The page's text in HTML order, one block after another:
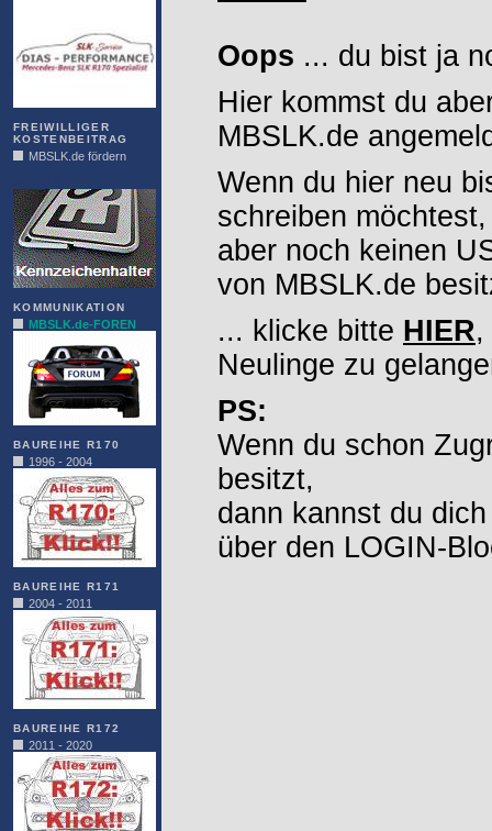
FREIWILLIGER
KOSTENBEITRAG
MBSLK.de fördern
KOMMUNIKATION
MBSLK.de-FOREN
BAUREIHE R170
1996 - 2004
BAUREIHE R171
2004 - 2011
BAUREIHE R172
2011 - 2020
Oops ... du bist ja
Hier kommst du
MBSLK.de
Wenn du hier neu
schreiben möchtest,
aber noch keinen
von MBSLK.de
... klicke bitte HIER,
Neulinge zu
PS:
Wenn du schon
besitzt,
dann kannst du
über den LOGIN-